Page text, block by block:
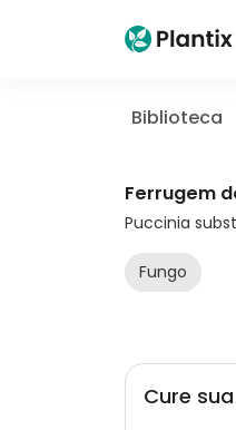
Biblioteca
Ferrugem
Puccinia
Fungo
Cure